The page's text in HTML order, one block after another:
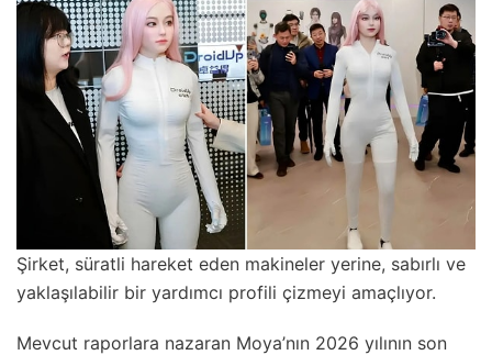
Şirket, süratli hareket eden makineler yerine, sabırlı ve
yaklaşılabilir bir yardımcı profili çizmeyi amaçlıyor.
Mevcut raporlara nazaran Moya’nın 2026 yılının son